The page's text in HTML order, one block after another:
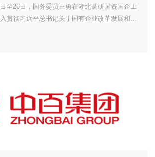
至26日，国务委员王勇在湖北调研国资国企工
贯彻习近平总书记关于国有企业改革发展和党
定不移做强做优做大国有资本和国有企业，确